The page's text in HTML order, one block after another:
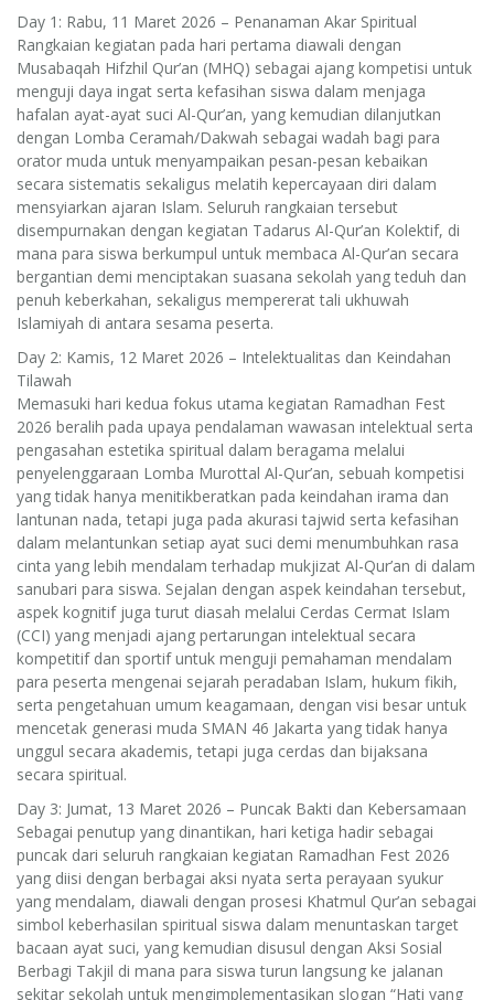
Day 1: Rabu, 11 Maret 2026 – Penanaman Akar Spiritual
Rangkaian kegiatan pada hari pertama diawali dengan
Musabaqah Hifzhil Qur’an (MHQ) sebagai ajang kompetisi untuk
menguji daya ingat serta kefasihan siswa dalam menjaga
hafalan ayat-ayat suci Al-Qur’an, yang kemudian dilanjutkan
dengan Lomba Ceramah/Dakwah sebagai wadah bagi para
orator muda untuk menyampaikan pesan-pesan kebaikan
secara sistematis sekaligus melatih kepercayaan diri dalam
mensyiarkan ajaran Islam. Seluruh rangkaian tersebut
disempurnakan dengan kegiatan Tadarus Al-Qur’an Kolektif, di
mana para siswa berkumpul untuk membaca Al-Qur’an secara
bergantian demi menciptakan suasana sekolah yang teduh dan
penuh keberkahan, sekaligus mempererat tali ukhuwah
Islamiyah di antara sesama peserta.
Day 2: Kamis, 12 Maret 2026 – Intelektualitas dan Keindahan
Tilawah
Memasuki hari kedua fokus utama kegiatan Ramadhan Fest
2026 beralih pada upaya pendalaman wawasan intelektual serta
pengasahan estetika spiritual dalam beragama melalui
penyelenggaraan Lomba Murottal Al-Qur’an, sebuah kompetisi
yang tidak hanya menitikberatkan pada keindahan irama dan
lantunan nada, tetapi juga pada akurasi tajwid serta kefasihan
dalam melantunkan setiap ayat suci demi menumbuhkan rasa
cinta yang lebih mendalam terhadap mukjizat Al-Qur’an di dalam
sanubari para siswa. Sejalan dengan aspek keindahan tersebut,
aspek kognitif juga turut diasah melalui Cerdas Cermat Islam
(CCI) yang menjadi ajang pertarungan intelektual secara
kompetitif dan sportif untuk menguji pemahaman mendalam
para peserta mengenai sejarah peradaban Islam, hukum fikih,
serta pengetahuan umum keagamaan, dengan visi besar untuk
mencetak generasi muda SMAN 46 Jakarta yang tidak hanya
unggul secara akademis, tetapi juga cerdas dan bijaksana
secara spiritual.
Day 3: Jumat, 13 Maret 2026 – Puncak Bakti dan Kebersamaan
Sebagai penutup yang dinantikan, hari ketiga hadir sebagai
puncak dari seluruh rangkaian kegiatan Ramadhan Fest 2026
yang diisi dengan berbagai aksi nyata serta perayaan syukur
yang mendalam, diawali dengan prosesi Khatmul Qur’an sebagai
simbol keberhasilan spiritual siswa dalam menuntaskan target
bacaan ayat suci, yang kemudian disusul dengan Aksi Sosial
Berbagi Takjil di mana para siswa turun langsung ke jalanan
sekitar sekolah untuk mengimplementasikan slogan “Hati yang